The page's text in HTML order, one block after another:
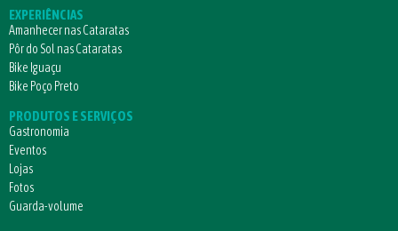
EXPERIÊNCIAS
Amanhecer nas Cataratas
Pôr do Sol nas Cataratas
Bike Iguaçu
Bike Poço Preto
PRODUTOS E SERVIÇOS
Gastronomia
Eventos
Lojas
Fotos
Guarda-volume